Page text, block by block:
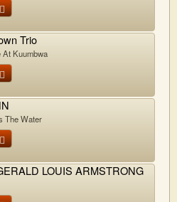
Trio
Kuumbwa
The Water
LOUIS ARMSTRONG